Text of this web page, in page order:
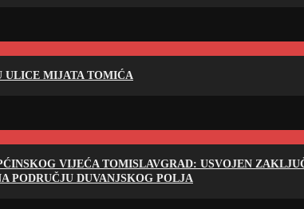
ULICE MIJATA TOMIĆA
VIJEĆA TOMISLAVGRAD: USVOJEN
PODRUČJU DUVANJSKOG POLJA